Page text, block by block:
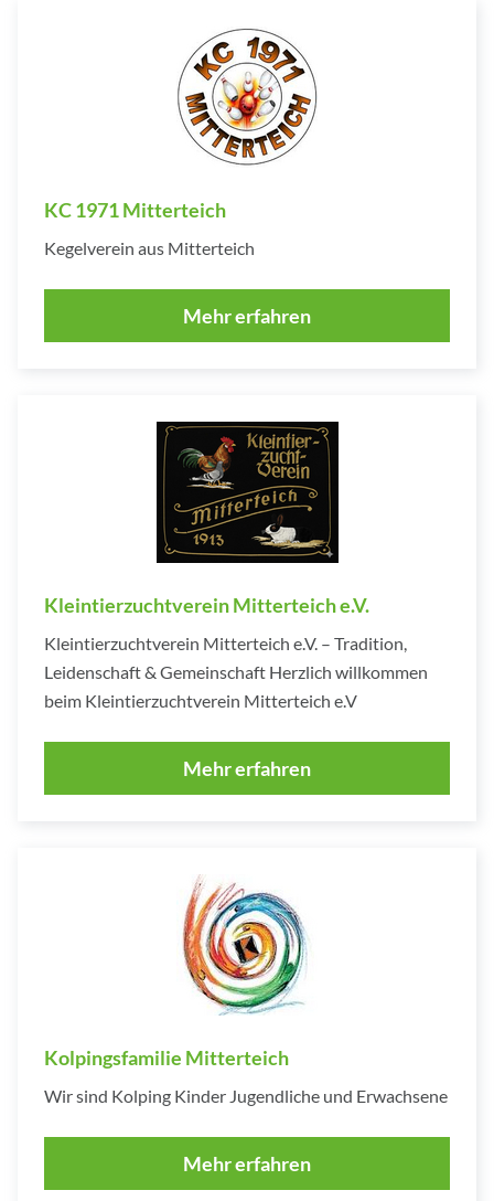
KC 1971 Mitterteich
Kegelverein aus Mitterteich
Mehr erfahren
Kleintierzuchtverein Mitterteich e.V.
Kleintierzuchtverein Mitterteich e.V. – Tradition,
Leidenschaft & Gemeinschaft Herzlich willkommen
beim Kleintierzuchtverein Mitterteich e.V
Mehr erfahren
Kolpingsfamilie Mitterteich
Wir sind Kolping Kinder Jugendliche und Erwachsene
Mehr erfahren